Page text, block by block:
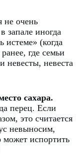
не очень
запале иногда
истеме» (когда
где семьи
невесты, невеста
сахара.
перец. Если
это считается
невыносим,
испортить